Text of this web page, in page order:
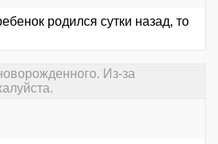
родился сутки назад, то
Из-за